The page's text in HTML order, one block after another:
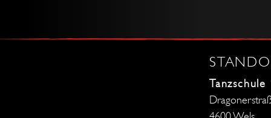
Tanzschule